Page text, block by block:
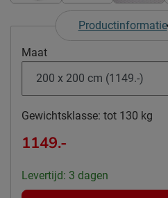
Productinformatie
Maat
Gewichtsklasse: tot 130 kg
1149.-
Levertijd: 3 dagen